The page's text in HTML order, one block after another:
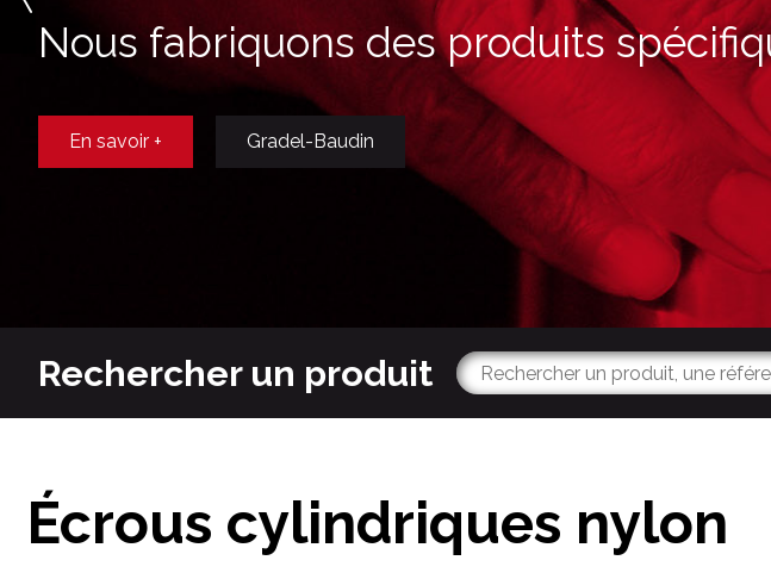
Nous fabriquons des produits
En savoir + Gradel-Baudin
Rechercher un produit
Écrous cylindriques nylon